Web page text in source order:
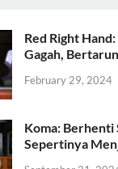
Red Right
Gagah,
February 29, 2024
Koma: Berhenti
Sepertinya